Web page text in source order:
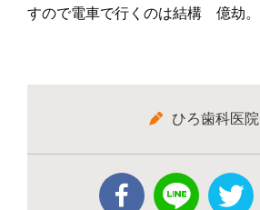
すので電車で行くのは結構 億劫。
ひろ歯科医院